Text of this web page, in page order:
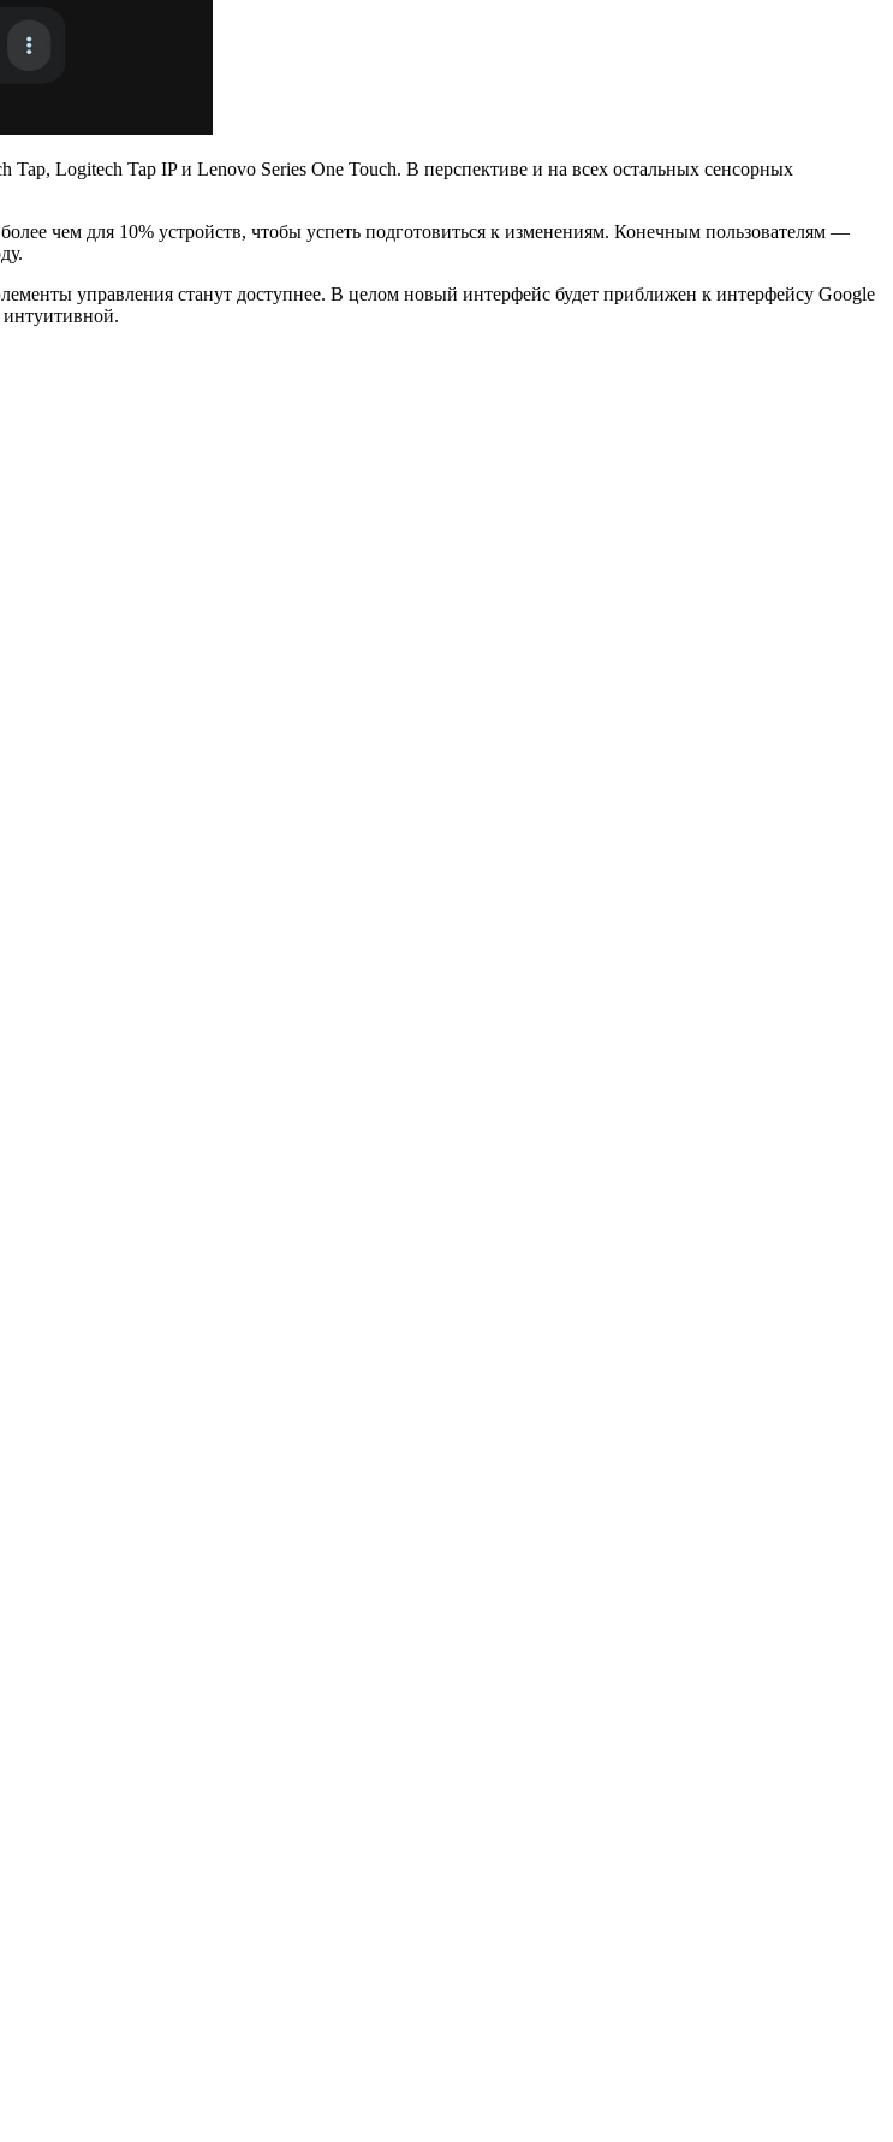
Logitech Tap IP и Lenovo Series One Touch. В перспективе и на всех остальных сенсорных
чем для 10% устройств, чтобы успеть подготовиться к изменениям. Конечным пользователям —
управления станут доступнее. В целом новый интерфейс будет приближен к интерфейсу Google